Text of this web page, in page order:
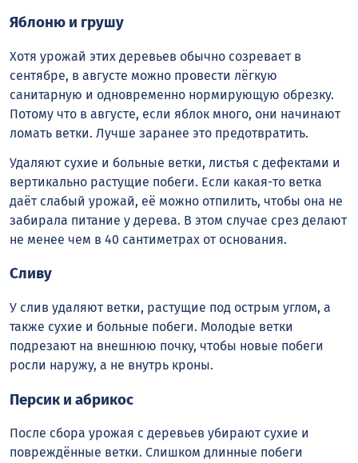
Яблоню и грушу
Хотя урожай этих деревьев обычно созревает в
сентябре, в августе можно провести лёгкую
санитарную и одновременно нормирующую обрезку.
Потому что в августе, если яблок много, они начинают
ломать ветки. Лучше заранее это предотвратить.
Удаляют сухие и больные ветки, листья с дефектами и
вертикально растущие побеги. Если какая-то ветка
даёт слабый урожай, её можно отпилить, чтобы она не
забирала питание у дерева. В этом случае срез делают
не менее чем в 40 сантиметрах от основания.
Сливу
У слив удаляют ветки, растущие под острым углом, а
также сухие и больные побеги. Молодые ветки
подрезают на внешнюю почку, чтобы новые побеги
росли наружу, а не внутрь кроны.
Персик и абрикос
После сбора урожая с деревьев убирают сухие и
повреждённые ветки. Слишком длинные побеги